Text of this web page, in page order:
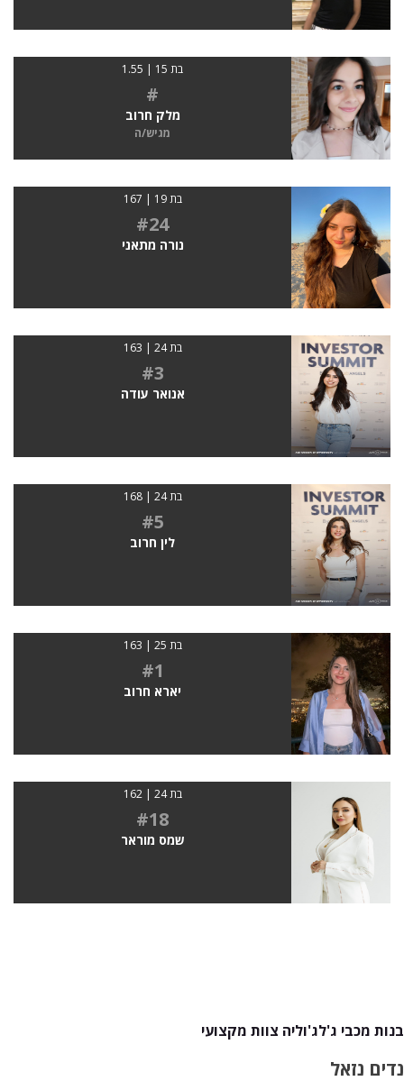
בת 15 | 1.55
#
מלק חרוב
מגיש/ה
בת 19 | 167
#24
נורה מתאני
בת 24 | 163
#3
אנואר עודה
בת 24 | 168
#5
לין חרוב
בת 25 | 163
#1
יארא חרוב
בת 24 | 162
#18
שמס מוראר
בנות מכבי ג'לג'וליה צוות מקצועי
נדים נזאל